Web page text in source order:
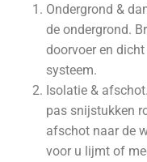
Ondergrond &
de ondergrond.
doorvoer en
systeem.
Isolatie &
pas snijstukken
afschot naar de
voor u lijmt of